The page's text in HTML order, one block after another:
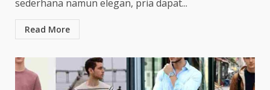
sederhana namun elegan, pria dapat...
Read More